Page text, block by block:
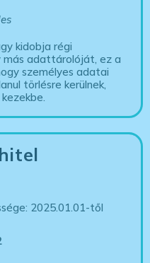
kidobja régi
adattárolóját, ez a
személyes adatai
törlésre kerülnek,
2025.01.01-től